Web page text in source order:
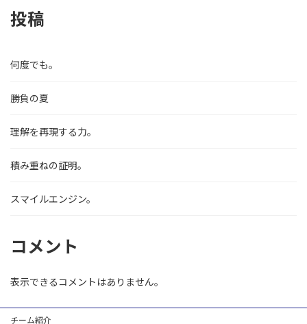
投稿
何度でも。
勝負の夏
理解を再現する力。
積み重ねの証明。
スマイルエンジン。
コメント
表示できるコメントはありません。
チーム紹介